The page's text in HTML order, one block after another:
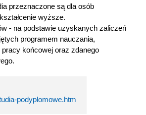
przeznaczone są dla osób
wyższe.
- na podstawie uzyskanych zaliczeń
programem nauczania,
końcowej oraz zdanego
podyplomowe.htm